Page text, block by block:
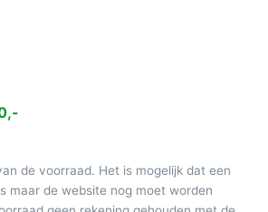
de voorraad. Het is mogelijk dat een
maar de website nog moet worden